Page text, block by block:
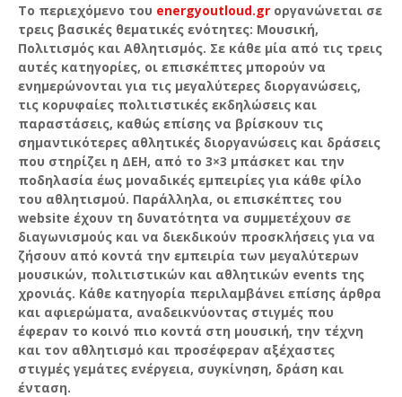
Το περιεχόμενο του energyoutloud.gr οργανώνεται σε
τρεις βασικές θεματικές ενότητες: Μουσική,
Πολιτισμός και Αθλητισμός. Σε κάθε μία από τις τρεις
αυτές κατηγορίες, οι επισκέπτες μπορούν να
ενημερώνονται για τις μεγαλύτερες διοργανώσεις,
τις κορυφαίες πολιτιστικές εκδηλώσεις και
παραστάσεις, καθώς επίσης να βρίσκουν τις
σημαντικότερες αθλητικές διοργανώσεις και δράσεις
που στηρίζει η ΔΕΗ, από το 3×3 μπάσκετ και την
ποδηλασία έως μοναδικές εμπειρίες για κάθε φίλο
του αθλητισμού. Παράλληλα, οι επισκέπτες του
website έχουν τη δυνατότητα να συμμετέχουν σε
διαγωνισμούς και να διεκδικούν προσκλήσεις για να
ζήσουν από κοντά την εμπειρία των μεγαλύτερων
μουσικών, πολιτιστικών και αθλητικών events της
χρονιάς. Κάθε κατηγορία περιλαμβάνει επίσης άρθρα
και αφιερώματα, αναδεικνύοντας στιγμές που
έφεραν το κοινό πιο κοντά στη μουσική, την τέχνη
και τον αθλητισμό και προσέφεραν αξέχαστες
στιγμές γεμάτες ενέργεια, συγκίνηση, δράση και
ένταση.